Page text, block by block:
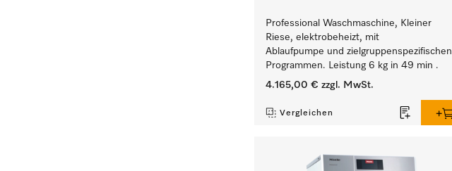
Professional Waschmaschine, Kleiner
Riese, elektrobeheizt, mit
Ablaufpumpe und zielgruppenspezifischen
Programmen. Leistung 6 kg in 49 min .
4.165,00 € zzgl. MwSt.
Vergleichen